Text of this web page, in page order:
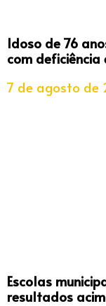
Idoso de 76
com deficiência
7 de agosto de
Escolas
resultados